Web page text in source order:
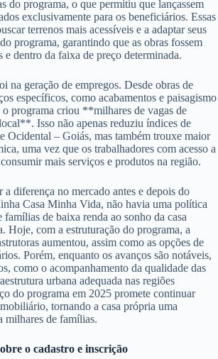
do programa, o que permitiu que lançassem
exclusivamente para os beneficiários. Essas
terrenos mais acessíveis e a adaptar seus
programa, garantindo que as obras fossem
e dentro da faixa de preço determinada.
na geração de empregos. Desde obras de
específicos, como acabamentos e paisagismo
o programa criou **milhares de vagas de
Isso não apenas reduziu índices de
Ocidental – Goiás, mas também trouxe maior
uma vez que os trabalhadores com acesso a
consumir mais serviços e produtos na região.
a diferença no mercado antes e depois do
Casa Minha Vida, não havia uma política
famílias de baixa renda ao sonho da casa
Hoje, com a estruturação do programa, a
aumentou, assim como as opções de
Porém, enquanto os avanços são notáveis,
como o acompanhamento da qualidade das
urbana adequada nas regiões
do programa em 2025 promete continuar
tornando a casa própria uma
milhares de famílias.
o cadastro e inscrição